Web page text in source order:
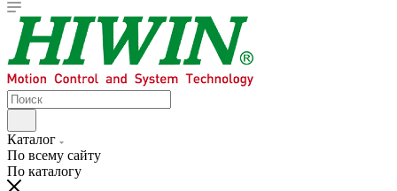
Каталог
По всему сайту
По каталогу